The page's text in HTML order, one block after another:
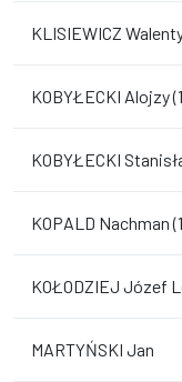
KLISIEWICZ
KOBYŁECKI Alojzy
KOBYŁECKI
KOPALD Nachman
KOŁODZIEJ Józef
MARTYŃSKI Jan